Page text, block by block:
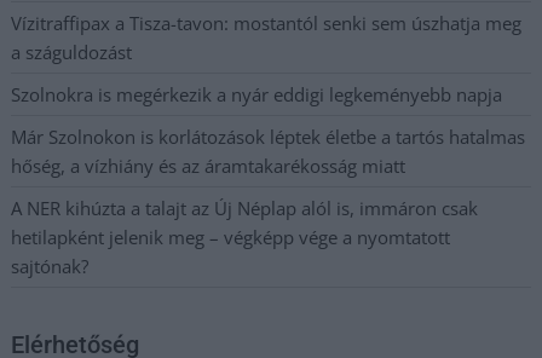
Vízitraffipax a Tisza-tavon: mostantól senki sem úszhatja meg
a száguldozást
Szolnokra is megérkezik a nyár eddigi legkeményebb napja
Már Szolnokon is korlátozások léptek életbe a tartós hatalmas
hőség, a vízhiány és az áramtakarékosság miatt
A NER kihúzta a talajt az Új Néplap alól is, immáron csak
hetilapként jelenik meg – végképp vége a nyomtatott
sajtónak?
Elérhetőség